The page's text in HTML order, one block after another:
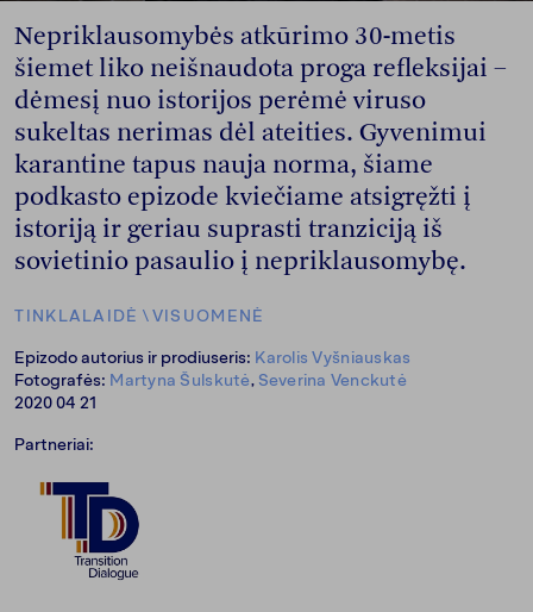
TINKLALAIDĖ \VISUOMENĖ
Epizodo autorius ir prodiuseris: Karolis Vyšniauskas
Fotografės: Martyna Šulskutė, Severina Venckutė
2020 04 21
Partneriai:
Nepriklausomybės atkūrimo 30-metis
šiemet liko neišnaudota proga refleksijai –
dėmesį nuo istorijos perėmė viruso
sukeltas nerimas dėl ateities. Gyvenimui
karantine tapus nauja norma, šiame
podkasto epizode kviečiame atsigręžti į
istoriją ir geriau suprasti tranziciją iš
sovietinio pasaulio į nepriklausomybę.